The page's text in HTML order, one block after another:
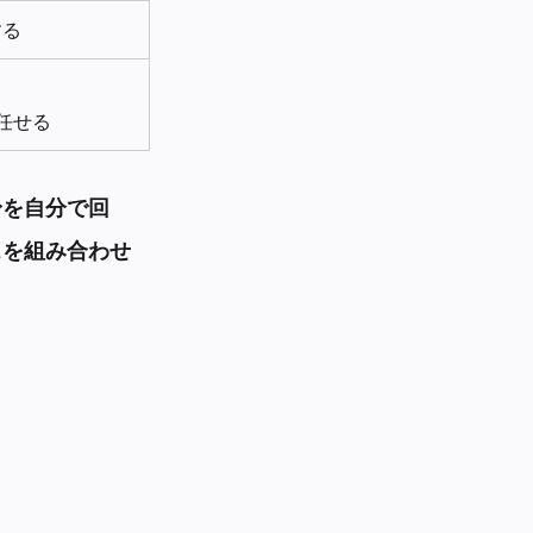
せる
自分で回
組み合わせ